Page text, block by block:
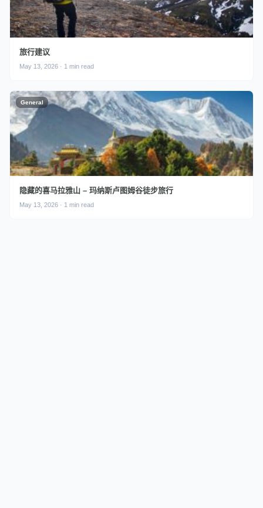
旅行建议
May 13, 2026 · 1 min read
General
隐藏的喜马拉雅山 – 玛纳斯卢图姆谷徒步旅行
May 13, 2026 · 1 min read